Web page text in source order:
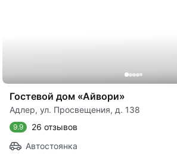
Гостевой дом «Айвори»
Адлер, ул. Просвещения, д. 138
9.9
26 отзывов
Автостоянка